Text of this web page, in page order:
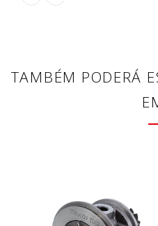
TAMBÉM PODERÁ